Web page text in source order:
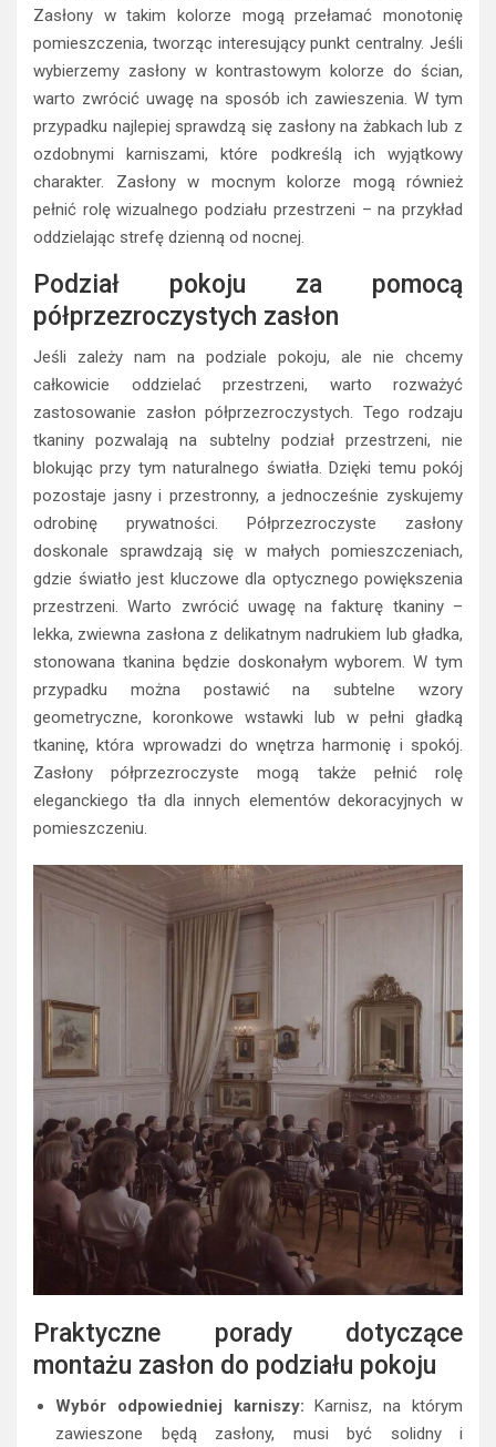
Zasłony w takim kolorze mogą przełamać monotonię
pomieszczenia, tworząc interesujący punkt centralny. Jeśli
wybierzemy zasłony w kontrastowym kolorze do ścian,
warto zwrócić uwagę na sposób ich zawieszenia. W tym
przypadku najlepiej sprawdzą się zasłony na żabkach lub z
ozdobnymi karniszami, które podkreślą ich wyjątkowy
charakter. Zasłony w mocnym kolorze mogą również
pełnić rolę wizualnego podziału przestrzeni – na przykład
oddzielając strefę dzienną od nocnej.
Podział pokoju za pomocą
półprzezroczystych zasłon
Jeśli zależy nam na podziale pokoju, ale nie chcemy
całkowicie oddzielać przestrzeni, warto rozważyć
zastosowanie zasłon półprzezroczystych. Tego rodzaju
tkaniny pozwalają na subtelny podział przestrzeni, nie
blokując przy tym naturalnego światła. Dzięki temu pokój
pozostaje jasny i przestronny, a jednocześnie zyskujemy
odrobinę prywatności. Półprzezroczyste zasłony
doskonale sprawdzają się w małych pomieszczeniach,
gdzie światło jest kluczowe dla optycznego powiększenia
przestrzeni. Warto zwrócić uwagę na fakturę tkaniny –
lekka, zwiewna zasłona z delikatnym nadrukiem lub gładka,
stonowana tkanina będzie doskonałym wyborem. W tym
przypadku można postawić na subtelne wzory
geometryczne, koronkowe wstawki lub w pełni gładką
tkaninę, która wprowadzi do wnętrza harmonię i spokój.
Zasłony półprzezroczyste mogą także pełnić rolę
eleganckiego tła dla innych elementów dekoracyjnych w
pomieszczeniu.
Praktyczne porady dotyczące
montażu zasłon do podziału pokoju
Wybór odpowiedniej karniszy: Karnisz, na którym
zawieszone będą zasłony, musi być solidny i